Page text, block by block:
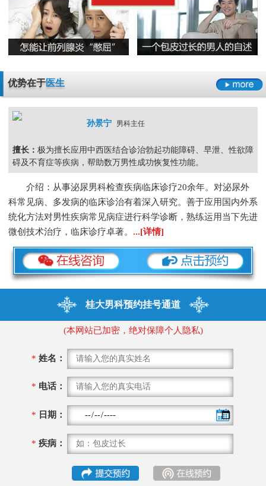
男科检查 男科检查增生 男科检查痛 男科检查囊肿
尿道炎是什么原因导致的
包皮龟头炎 尿道炎 睾丸炎 膀胱炎
弱精症有哪些常见的原因
少精症是又哪些疾病诱发出来的呢
优势在于医生
孙景宁 男科主任
擅长： 极为擅长应用中西医结合诊治勃起功能障碍、早泄、性欲障
碍及不育症等疾病，帮助数万男性成功恢复性功能。
介绍：从事泌尿男科检查疾病临床诊疗20余年。对泌尿外
科常见病、多发病的临床诊治有着深入研究。善于应用国内外系
统化方法对男性疾病常见病症进行科学诊断，熟练运用当下先进
微创技术治疗，临床诊疗卓著。 ...[详情]
桂大男科预约挂号通道
(本网站已加密，绝对保障个人隐私)
* 姓名：
* 电话：
* 日期：
* 疾病：